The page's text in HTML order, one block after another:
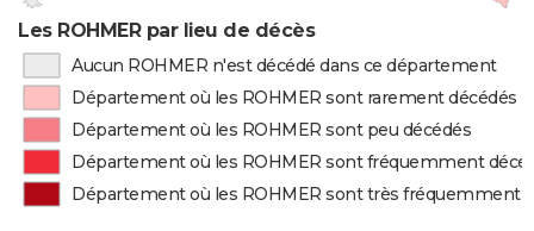
Les ROHMER par lieu de décès
Aucun ROHMER n'est décédé dans ce département
Département où les ROHMER sont rarement décédés
Département où les ROHMER sont peu décédés
Département où les ROHMER sont fréquemment
Département où les ROHMER sont très fréquemment